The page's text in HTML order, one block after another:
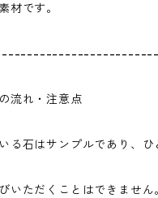
材です。
流れ・注意点
る石はサンプルであり、
いただくことはできません